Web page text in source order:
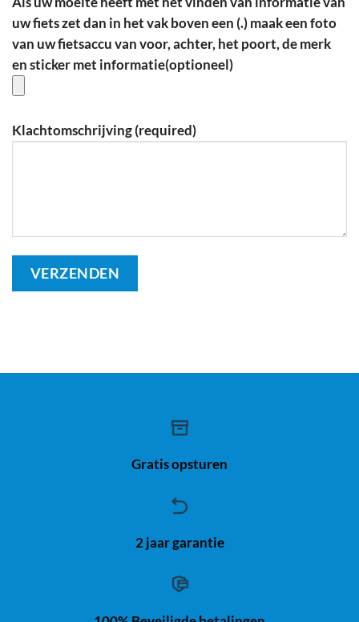
uw fiets zet dan in het vak boven een (.) maakeen foto
van uw fietsaccu van voor, achter, het poort, de merk
en sticker met informatie(optioneel)
Klachtomschrijving (required)
Gratis opsturen
2 jaar garantie